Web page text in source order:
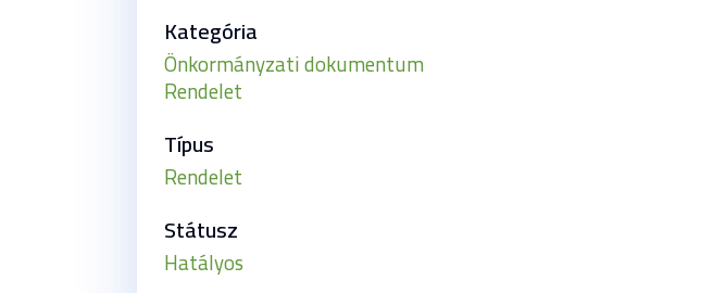
Kategória
Önkormányzati dokumentum
Rendelet
Típus
Rendelet
Státusz
Hatályos